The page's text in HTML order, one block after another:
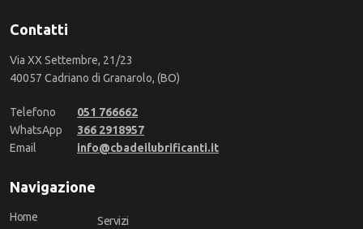
Contatti
Via XX Settembre, 21/23
40057 Cadriano di Granarolo, (BO)
Telefono
051 766662
WhatsApp
366 2918957
Email
info@cbadeilubrificanti.it
Navigazione
Home
Servizi